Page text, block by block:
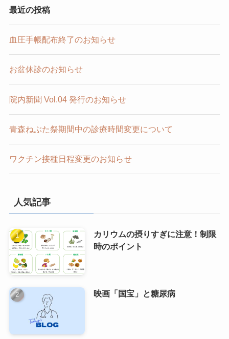
最近の投稿
血圧手帳配布終了のお知らせ
お盆休診のお知らせ
院内新聞 Vol.04 発行のお知らせ
青森ねぶた祭期間中の診療時間変更について
ワクチン接種日程変更のお知らせ
人気記事
カリウムの摂りすぎに注意！制限
時のポイント
映画「国宝」と糖尿病